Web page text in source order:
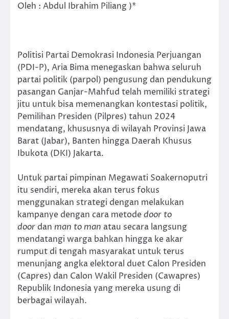
Oleh : Abdul Ibrahim Piliang )*
Politisi Partai Demokrasi Indonesia Perjuangan
(PDI-P), Aria Bima menegaskan bahwa seluruh
partai politik (parpol) pengusung dan pendukung
pasangan Ganjar-Mahfud telah memiliki strategi
jitu untuk bisa memenangkan kontestasi politik,
Pemilihan Presiden (Pilpres) tahun 2024
mendatang, khususnya di wilayah Provinsi Jawa
Barat (Jabar), Banten hingga Daerah Khusus
Ibukota (DKI) Jakarta.
Untuk partai pimpinan Megawati Soakernoputri
itu sendiri, mereka akan terus fokus
menggunakan strategi dengan melakukan
kampanye dengan cara metodedoor to
door dan man to man atau secara langsung
mendatangi warga bahkan hingga ke akar
rumput di tengah masyarakat untuk terus
menunjang angka elektoral duet Calon Presiden
(Capres) dan Calon Wakil Presiden (Cawapres)
Republik Indonesia yang mereka usung di
berbagai wilayah.